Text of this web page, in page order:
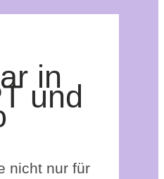
in
und
nicht nur für